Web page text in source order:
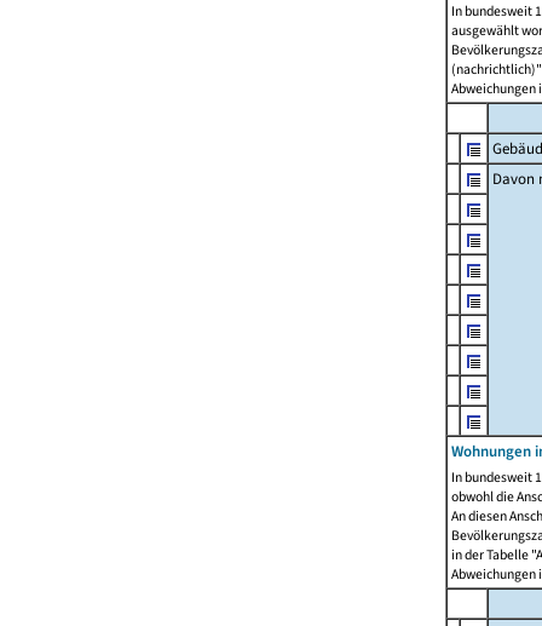
In bundesweit
ausgewählt
Abweichungen
Davon
Wohnungen
In bundesweit
obwohl die
An diesen
in der Tabelle
Abweichungen